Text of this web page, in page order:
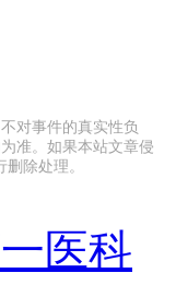
对事件的真实性负
准。如果本站文章侵
除处理。
医科